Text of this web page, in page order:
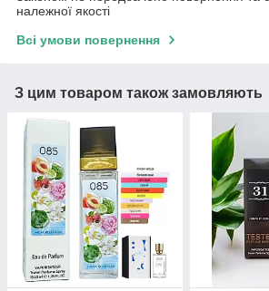
належної якості
Всі умови повернення
З цим товаром також замовляють